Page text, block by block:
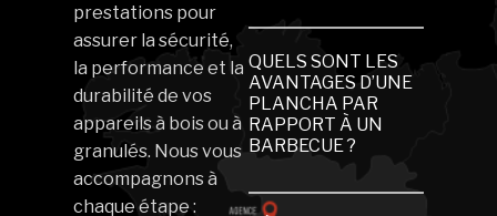
prestations pour
assurer la sécurité,
la performance et la
durabilité de vos
appareils à bois ou à
granulés. Nous vous
accompagnons à
chaque étape :
Une plancha au feu
de bois est un
appareil de cuisson
extérieur qui utilise
la chaleur naturelle
du bois pour cuire
les aliments sur une
QUELS SONT LES
AVANTAGES D’UNE
PLANCHA PAR
RAPPORT À UN
BARBECUE ?
La plancha offre une